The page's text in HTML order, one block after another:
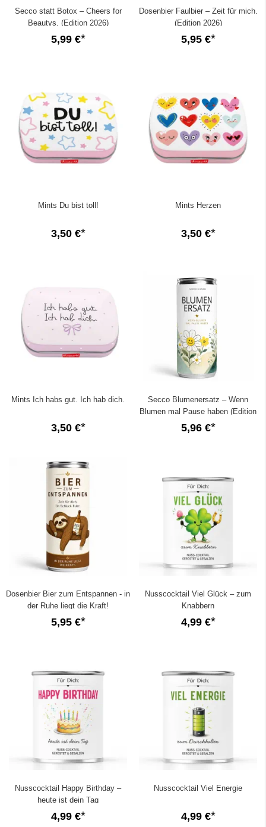
Secco statt Botox – Cheers for
Beautys. (Edition 2026)
5,99 €
Dosenbier Faulbier – Zeit für mich.
(Edition 2026)
5,95 €
Mints Du bist toll!
3,50 €
Mints Herzen
3,50 €
Mints Ich habs gut. Ich hab dich.
3,50 €
Secco Blumenersatz – Wenn
Blumen mal Pause haben (Edition
2026)
5,96 €
Dosenbier Bier zum Entspannen - in
der Ruhe liegt die Kraft!
5,95 €
Nusscocktail Viel Glück – zum
Knabbern
4,99 €
Nusscocktail Happy Birthday –
heute ist dein Tag
4,99 €
Nusscocktail Viel Energie
4,99 €